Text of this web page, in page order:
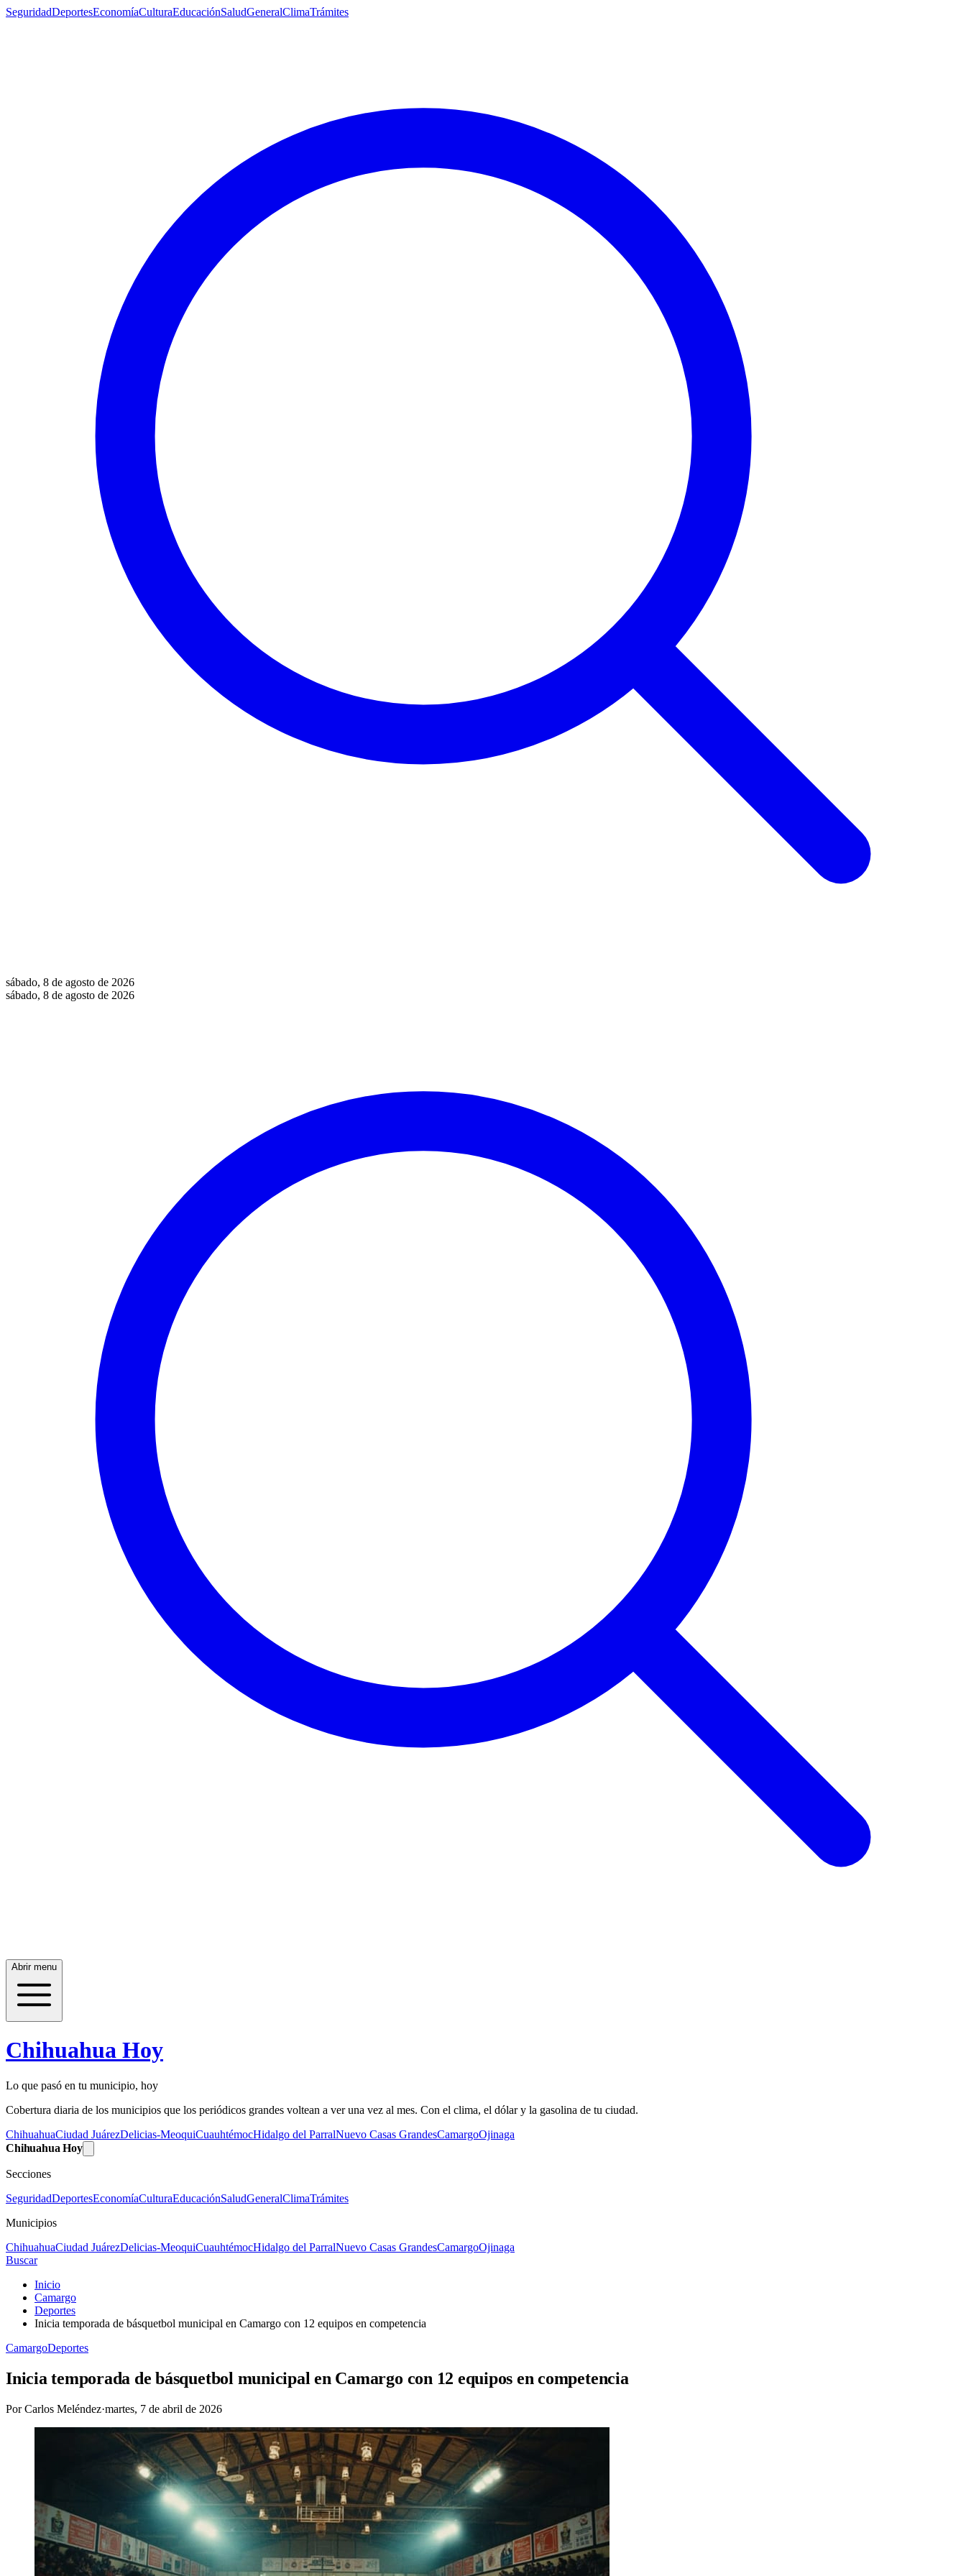
SeguridadDeportesEconomíaCulturaEducaciónSaludGeneralClimaTrámites
sábado, 8 de agosto de 2026
sábado, 8 de agosto de 2026
Abrir menu
Chihuahua Hoy
Lo que pasó en tu municipio, hoy
Cobertura diaria de los municipios que los periódicos grandes voltean a ver una vez al mes. Con el clima, el dólar y la gasolina de tu ciudad.
ChihuahuaCiudad JuárezDelicias-MeoquiCuauhtémocHidalgo del ParralNuevo Casas GrandesCamargoOjinaga
Chihuahua Hoy
Secciones
SeguridadDeportesEconomíaCulturaEducaciónSaludGeneralClimaTrámites
Municipios
ChihuahuaCiudad JuárezDelicias-MeoquiCuauhtémocHidalgo del ParralNuevo Casas GrandesCamargoOjinaga
Buscar
Inicio
Camargo
Deportes
Inicia temporada de básquetbol municipal en Camargo con 12 equipos en competencia
CamargoDeportes
Inicia temporada de básquetbol municipal en Camargo con 12 equipos en competencia
PorCarlos Meléndez·martes, 7 de abril de 2026